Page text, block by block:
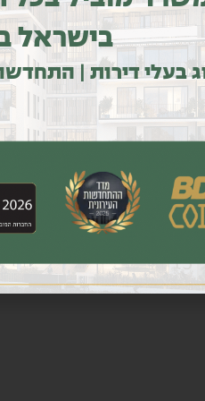
בישראל
בעלי דירות |